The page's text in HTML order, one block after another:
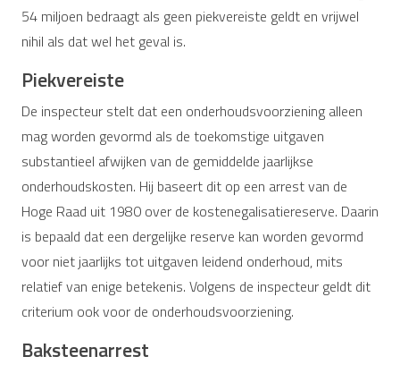
54 miljoen bedraagt als geen piekvereiste geldt en vrijwel
nihil als dat wel het geval is.
Piekvereiste
De inspecteur stelt dat een onderhoudsvoorziening alleen
mag worden gevormd als de toekomstige uitgaven
substantieel afwijken van de gemiddelde jaarlijkse
onderhoudskosten. Hij baseert dit op een arrest van de
Hoge Raad uit 1980 over de kostenegalisatiereserve. Daarin
is bepaald dat een dergelijke reserve kan worden gevormd
voor niet jaarlijks tot uitgaven leidend onderhoud, mits
relatief van enige betekenis. Volgens de inspecteur geldt dit
criterium ook voor de onderhoudsvoorziening.
Baksteenarrest